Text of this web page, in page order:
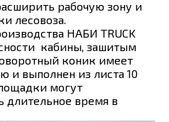
рабочую зону и
лесовоза.
НАБИ TRUCK
кабины, зашитым
коник имеет
и выполнен из листа 10
могут
длительное время в